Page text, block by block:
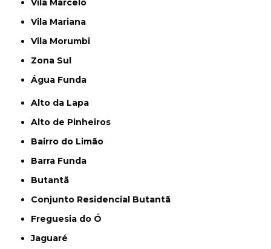
Vila Marcelo
Vila Mariana
Vila Morumbi
Zona Sul
Água Funda
Alto da Lapa
Alto de Pinheiros
Bairro do Limão
Barra Funda
Butantã
Conjunto Residencial Butantã
Freguesia do Ó
Jaguaré